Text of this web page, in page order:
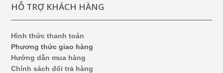
HỖ TRỢ KHÁCH HÀNG
Hình thức thanh toán
Phương thức giao hàng
Hướng dẫn mua hàng
Chính sách đổi trả hàng